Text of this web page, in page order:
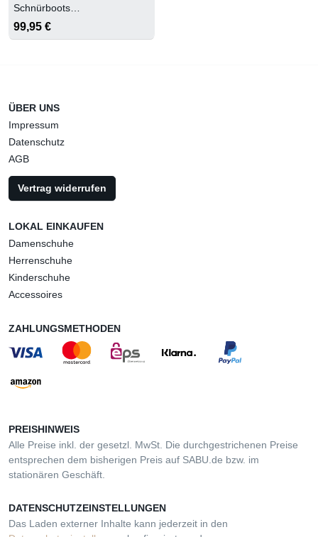
Schnürboots
pazifik/moro/anthrazit/pazifik
99,95 €
ÜBER UNS
Impressum
Datenschutz
AGB
Vertrag widerrufen
LOKAL EINKAUFEN
Damenschuhe
Herrenschuhe
Kinderschuhe
Accessoires
ZAHLUNGSMETHODEN
PREISHINWEIS
Alle Preise inkl. der gesetzl. MwSt. Die durchgestrichenen Preise
entsprechen dem bisherigen Preis auf SABU.de bzw. im
stationären Geschäft.
DATENSCHUTZEINSTELLUNGEN
Das Laden externer Inhalte kann jederzeit in den